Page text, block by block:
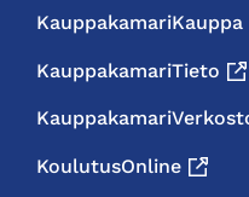
KauppakamariKauppa
KauppakamariTieto
KoulutusOnline